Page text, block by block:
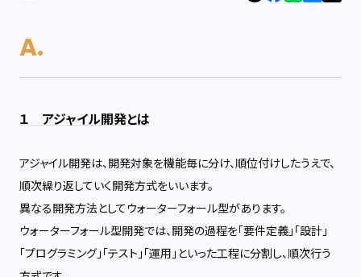
１ アジャイル開発とは
アジャイル開発は、開発対象を機能毎に分け、順位付けしたうえで、
順次繰り返していく開発方式をいいます。
異なる開発方法としてウォーターフォール型があります。
ウォーターフォール型開発では、開発の過程を「要件定義」「設計」
「プログラミング」「テスト」「運用」といった工程に分割し、順次行う